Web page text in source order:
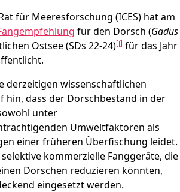
für Meeresforschung (ICES) hat am
für den Dorsch (Gadus
Ostsee (SDs 22-24)[i] für das Jahr
derzeitigen wissenschaftlichen
hin, dass der Dorschbestand in der
unter
Umweltfaktoren als
einer früheren Überfischung leidet.
kommerzielle Fanggeräte, die
Dorschen reduzieren könnten,
eingesetzt werden.